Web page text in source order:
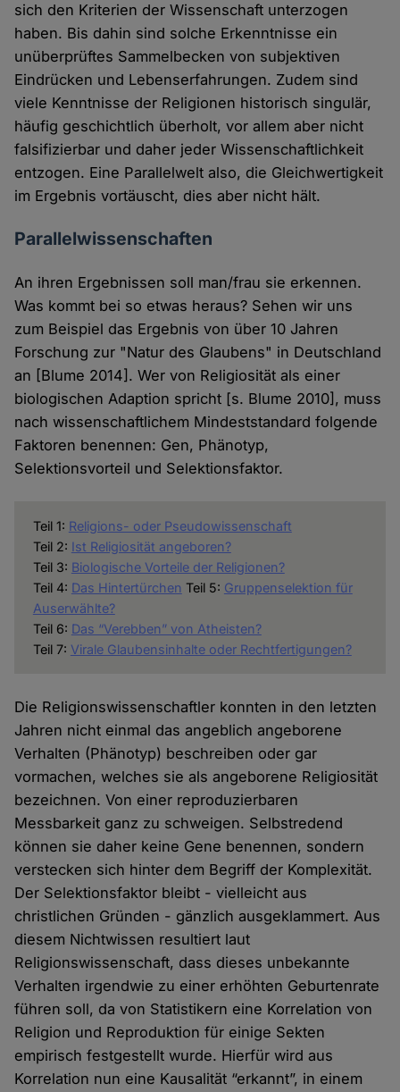
sich den Kriterien der Wissenschaft unterzogen
haben. Bis dahin sind solche Erkenntnisse ein
unüberprüftes Sammelbecken von subjektiven
Eindrücken und Lebenserfahrungen. Zudem sind
viele Kenntnisse der Religionen historisch singulär,
häufig geschichtlich überholt, vor allem aber nicht
falsifizierbar und daher jeder Wissenschaftlichkeit
entzogen. Eine Parallelwelt also, die Gleichwertigkeit
im Ergebnis vortäuscht, dies aber nicht hält.
Parallelwissenschaften
An ihren Ergebnissen soll man/frau sie erkennen.
Was kommt bei so etwas heraus? Sehen wir uns
zum Beispiel das Ergebnis von über 10 Jahren
Forschung zur "Natur des Glaubens" in Deutschland
an [Blume 2014]. Wer von Religiosität als einer
biologischen Adaption spricht [s. Blume 2010], muss
nach wissenschaftlichem Mindeststandard folgende
Faktoren benennen: Gen, Phänotyp,
Selektionsvorteil und Selektionsfaktor.
Teil 1: Religions- oder Pseudowissenschaft
Teil 2: Ist Religiosität angeboren?
Teil 3: Biologische Vorteile der Religionen?
Teil 4: Das Hintertürchen Teil 5: Gruppenselektion für
Auserwählte?
Teil 6: Das “Verebben” von Atheisten?
Teil 7: Virale Glaubensinhalte oder Rechtfertigungen?
Die Religionswissenschaftler konnten in den letzten
Jahren nicht einmal das angeblich angeborene
Verhalten (Phänotyp) beschreiben oder gar
vormachen, welches sie als angeborene Religiosität
bezeichnen. Von einer reproduzierbaren
Messbarkeit ganz zu schweigen. Selbstredend
können sie daher keine Gene benennen, sondern
verstecken sich hinter dem Begriff der Komplexität.
Der Selektionsfaktor bleibt - vielleicht aus
christlichen Gründen - gänzlich ausgeklammert. Aus
diesem Nichtwissen resultiert laut
Religionswissenschaft, dass dieses unbekannte
Verhalten irgendwie zu einer erhöhten Geburtenrate
führen soll, da von Statistikern eine Korrelation von
Religion und Reproduktion für einige Sekten
empirisch festgestellt wurde. Hierfür wird aus
Korrelation nun eine Kausalität “erkannt”, in einem